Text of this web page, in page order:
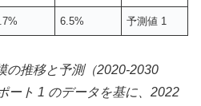
6.5% 予測値 1
の推移と予測（2020-2030
ート 1 のデータを基に、2022